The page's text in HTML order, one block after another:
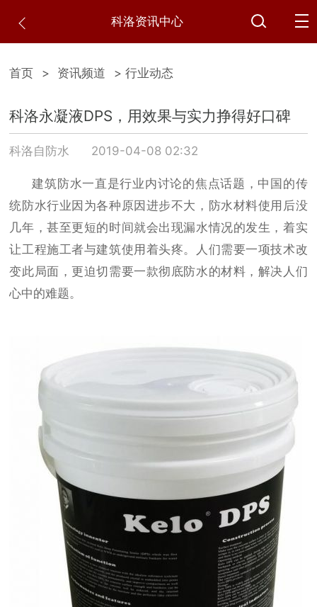
科洛资讯中心
首页 > 资讯频道 > 行业动态
科洛永凝液DPS，用效果与实力挣得好口碑
科洛自防水 2019-04-08 02:32
建筑防水一直是行业内讨论的焦点话题，中国的传
统防水行业因为各种原因进步不大，防水材料使用后没
几年，甚至更短的时间就会出现漏水情况的发生，着实
让工程施工者与建筑使用着头疼。人们需要一项技术改
变此局面，更迫切需要一款彻底防水的材料，解决人们
心中的难题。